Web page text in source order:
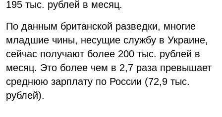
195 тыс. рублей в месяц.
По данным британской разведки, многие
младшие чины, несущие службу в Украине,
сейчас получают более 200 тыс. рублей в
месяц. Это более чем в 2,7 раза превышает
среднюю зарплату по России (72,9 тыс.
рублей).